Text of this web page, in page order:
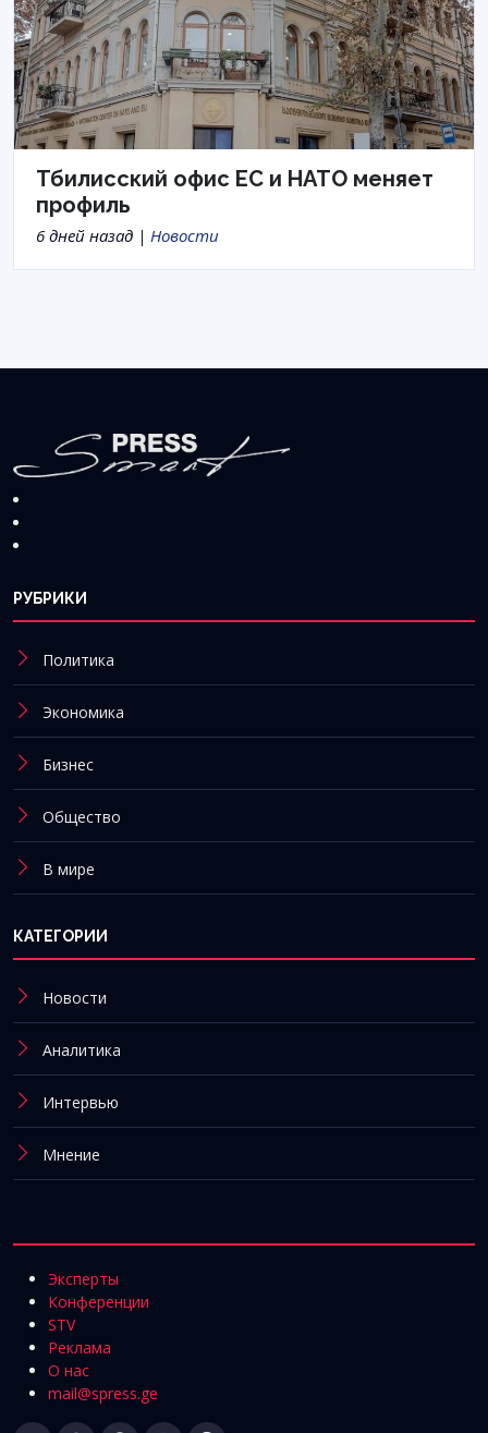
Тбилисский офис ЕС и НАТО меняет
профиль
6 дней назад | Новости
РУБРИКИ
Политика
Экономика
Бизнес
Общество
В мире
КАТЕГОРИИ
Новости
Аналитика
Интервью
Мнение
Эксперты
Конференции
STV
Реклама
О нас
mail@spress.ge